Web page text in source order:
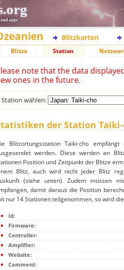
apps
Blitzkarten
Blitze Station
note that the data
ones in the future.
Station wählen:
der Station
Blitzortungsstation Taiki-cho
werden. Diese werden an
Position und Zeitpunkt der Blitze
Blitz, auch wird nicht jeder Blitz
(siehe unten). Zudem müssen
damit daraus die Position
nur 14 Stationen teilgenommen, so wird
Id:
Firmware:
Controller:
Amplifier:
Website:
Comment: